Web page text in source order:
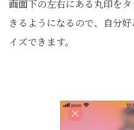
画面下の左右にある丸印を
きるようになるので、自分
イズできます。